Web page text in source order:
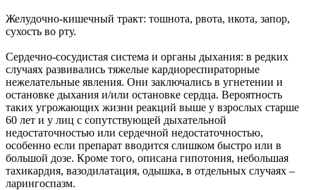
Желудочно-кишечный тракт: тошнота, рвота, икота, запор,
сухость во рту.
Сердечно-сосудистая система и органы дыхания: в редких
случаях развивались тяжелые кардиореспираторные
нежелательные явления. Они заключались в угнетении и
остановке дыхания и/или остановке сердца. Вероятность
таких угрожающих жизни реакций выше у взрослых старше
60 лет и у лиц с сопутствующей дыхательной
недостаточностью или сердечной недостаточностью,
особенно если препарат вводится слишком быстро или в
большой дозе. Кроме того, описана гипотония, небольшая
тахикардия, вазодилатация, одышка, в отдельных случаях –
ларингоспазм.